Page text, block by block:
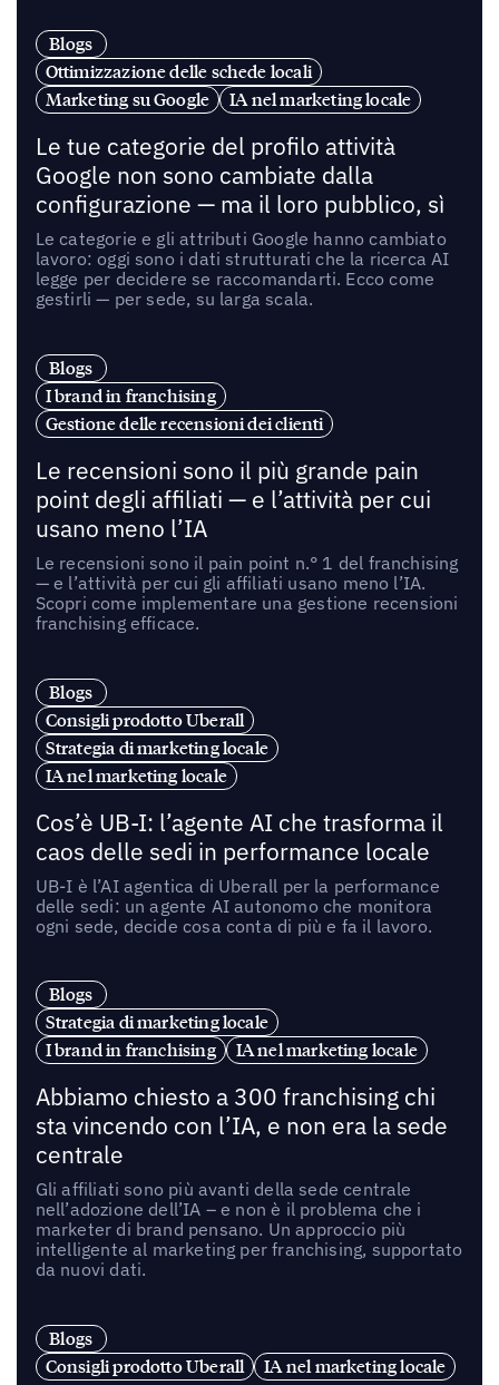
Blogs
Ottimizzazione delle schede locali
Marketing su Google
IA nel marketing locale
Le tue categorie del profilo attività
Google non sono cambiate dalla
configurazione — ma il loro pubblico, sì
Le categorie e gli attributi Google hanno cambiato
lavoro: oggi sono i dati strutturati che la ricerca AI
legge per decidere se raccomandarti. Ecco come
gestirli — per sede, su larga scala.
Blogs
I brand in franchising
Gestione delle recensioni dei clienti
Le recensioni sono il più grande pain
point degli affiliati — e l’attività per cui
usano meno l’IA
Le recensioni sono il pain point n.° 1 del franchising
— e l’attività per cui gli affiliati usano meno l’IA.
Scopri come implementare una gestione recensioni
franchising efficace.
Blogs
Consigli prodotto Uberall
Strategia di marketing locale
IA nel marketing locale
Cos’è UB-I: l’agente AI che trasforma il
caos delle sedi in performance locale
UB-I è l’AI agentica di Uberall per la performance
delle sedi: un agente AI autonomo che monitora
ogni sede, decide cosa conta di più e fa il lavoro.
Blogs
Strategia di marketing locale
I brand in franchising
IA nel marketing locale
Abbiamo chiesto a 300 franchising chi
sta vincendo con l’IA, e non era la sede
centrale
Gli affiliati sono più avanti della sede centrale
nell’adozione dell’IA – e non è il problema che i
marketer di brand pensano. Un approccio più
intelligente al marketing per franchising, supportato
da nuovi dati.
Blogs
Consigli prodotto Uberall
IA nel marketing locale